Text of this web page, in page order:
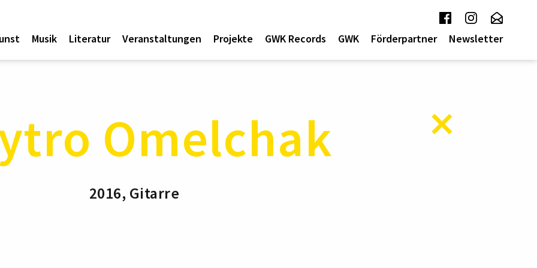
Musik Literatur Veranstaltungen Projekte GWK Records GWK Förderpartner Newsletter
Omelchak
2016, Gitarre